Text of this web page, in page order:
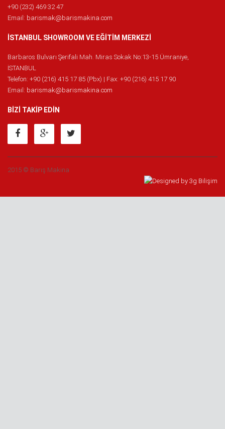
+90 (232) 469 32 47
Email: barismak@barismakina.com
İSTANBUL SHOWROOM VE EĞİTİM MERKEZİ
Barbaros Bulvarı Şerifali Mah. Miras Sokak No:13-15 Ümraniye,
İSTANBUL
Telefon: +90 (216) 415 17 85 (Pbx) | Fax: +90 (216) 415 17 90
Email: barismak@barismakina.com
BİZİ TAKİP EDİN
2015 © Barış Makina